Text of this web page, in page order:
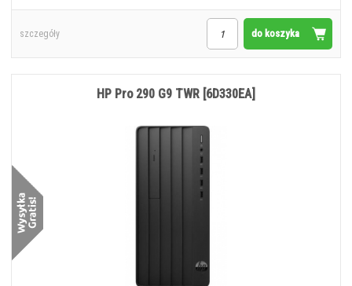
do koszyka
szczegóły
HP Pro 290 G9 TWR [6D330EA]